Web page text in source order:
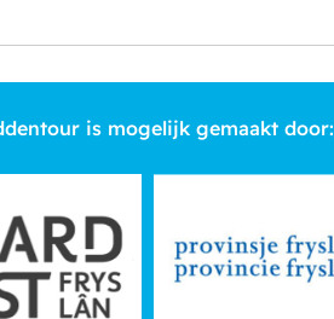
is mogelijk gemaakt door: